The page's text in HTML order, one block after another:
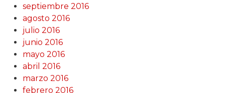
septiembre 2016
agosto 2016
julio 2016
junio 2016
mayo 2016
abril 2016
marzo 2016
febrero 2016